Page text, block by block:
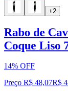
+2
Rabo de
Coque Liso
14% OFF
Preço R$ 48,07R$